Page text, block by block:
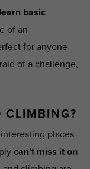
basic
of an
for anyone
of a challenge,
CLIMBING?
places
can’t miss it on